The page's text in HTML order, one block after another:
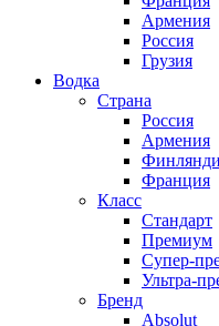
Армения
Россия
Грузия
Водка
Страна
Россия
Армения
Франция
Класс
Стандарт
Премиум
Супер-
Ультра-
Бренд
Absolut